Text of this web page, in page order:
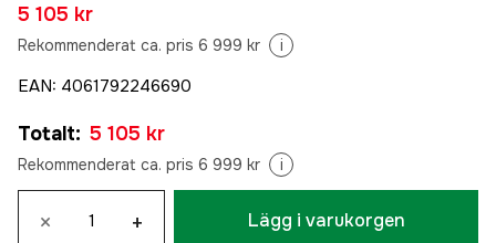
5 105 kr
Rekommenderat ca. pris 6 999 kr i
EAN: 4061792246690
Totalt: 5 105 kr
Rekommenderat ca. pris 6 999 kr i
× + Lägg i varukorgen